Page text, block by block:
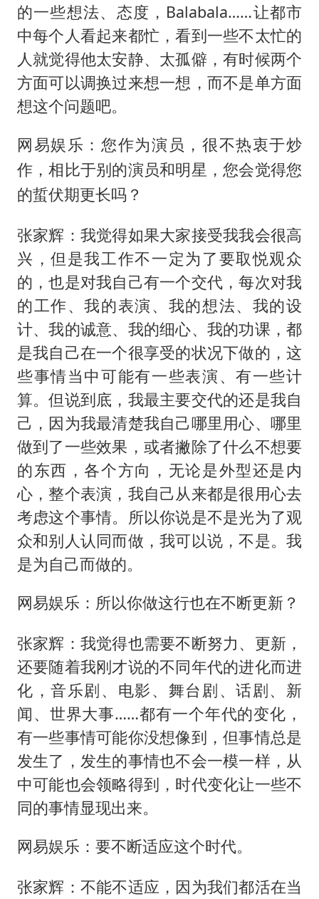
的一些想法、态度，Balabala……让都市
中每个人看起来都忙，看到一些不太忙的
人就觉得他太安静、太孤僻，有时候两个
方面可以调换过来想一想，而不是单方面
想这个问题吧。
网易娱乐：您作为演员，很不热衷于炒
作，相比于别的演员和明星，您会觉得您
的蜇伏期更长吗？
张家辉：我觉得如果大家接受我我会很高
兴，但是我工作不一定为了要取悦观众
的，也是对我自己有一个交代，每次对我
的工作、我的表演、我的想法、我的设
计、我的诚意、我的细心、我的功课，都
是我自己在一个很享受的状况下做的，这
些事情当中可能有一些表演、有一些计
算。但说到底，我最主要交代的还是我自
己，因为我最清楚我自己哪里用心、哪里
做到了一些效果，或者撇除了什么不想要
的东西，各个方向，无论是外型还是内
心，整个表演，我自己从来都是很用心去
考虑这个事情。所以你说是不是光为了观
众和别人认同而做，我可以说，不是。我
是为自己而做的。
网易娱乐：所以你做这行也在不断更新？
张家辉：我觉得也需要不断努力、更新，
还要随着我刚才说的不同年代的进化而进
化，音乐剧、电影、舞台剧、话剧、新
闻、世界大事……都有一个年代的变化，
有一些事情可能你没想像到，但事情总是
发生了，发生的事情也不会一模一样，从
中可能也会领略得到，时代变化让一些不
同的事情显现出来。
网易娱乐：要不断适应这个时代。
张家辉：不能不适应，因为我们都活在当